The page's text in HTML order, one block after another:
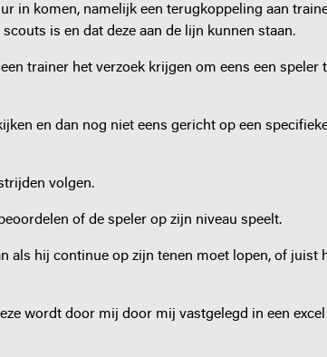
in komen, namelijk een terugkoppeling aan
is en dat deze aan de lijn kunnen staan.
trainer het verzoek krijgen om eens een
en dan nog niet eens gericht op een
volgen.
of de speler op zijn niveau speelt.
als hij continue op zijn tenen moet lopen, of juist
wordt door mij door mij vastgelegd in een